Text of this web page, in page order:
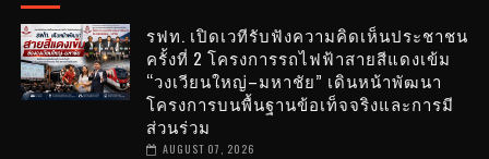
รฟท. เปิดเวทีรับฟังความคิดเห็นประชาชน
ครั้งที่ 2 โครงการรถไฟฟ้าสายสีแดงเข้ม
“วงเวียนใหญ่–มหาชัย” เดินหน้าพัฒนา
โครงการบนพื้นฐานข้อเท็จจริงและการมี
ส่วนร่วม
AUGUST 07, 2026